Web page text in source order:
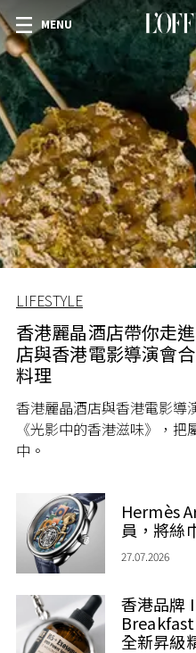
MENU
LIFESTYLE
香港麗晶酒店帶你走
店與香港電影導演會
料理
香港麗晶酒店與香港電影導
《光影中的香港滋味》，
中。
Hermès
員，將絲
27.07.2026
香港品牌
全新昇級